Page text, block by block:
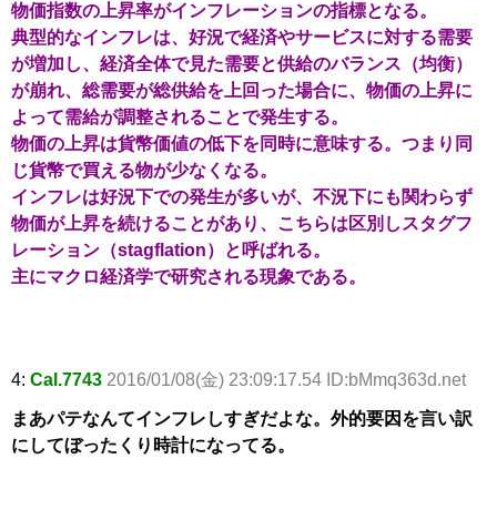
物価指数の上昇率がインフレーションの指標となる。
典型的なインフレは、好況で経済やサービスに対する需要
が増加し、経済全体で見た需要と供給のバランス（均衡）
が崩れ、総需要が総供給を上回った場合に、物価の上昇に
よって需給が調整されることで発生する。
物価の上昇は貨幣価値の低下を同時に意味する。つまり同
じ貨幣で買える物が少なくなる。
インフレは好況下での発生が多いが、不況下にも関わらず
物価が上昇を続けることがあり、こちらは区別しスタグフ
レーション（stagflation）と呼ばれる。
主にマクロ経済学で研究される現象である。
4: Cal.7743 2016/01/08(金) 23:09:17.54 ID:bMmq363d.net
まあパテなんてインフレしすぎだよな。外的要因を言い訳
にしてぼったくり時計になってる。